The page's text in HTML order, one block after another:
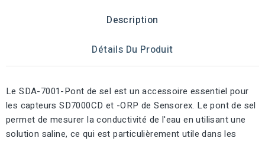
Description
Détails Du Produit
Le SDA-7001-Pont de sel est un accessoire essentiel pour
les capteurs SD7000CD et -ORP de Sensorex. Le pont de sel
permet de mesurer la conductivité de l'eau en utilisant une
solution saline, ce qui est particulièrement utile dans les